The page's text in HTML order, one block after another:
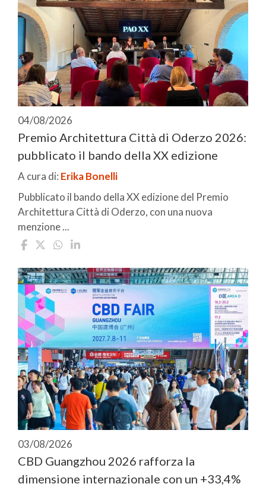
04/08/2026
Premio Architettura Città di Oderzo 2026:
pubblicato il bando della XX edizione
A cura di: Erika Bonelli
Pubblicato il bando della XX edizione del Premio
Architettura Città di Oderzo, con una nuova
menzione ...
03/08/2026
CBD Guangzhou 2026 rafforza la
dimensione internazionale con un +33,4%